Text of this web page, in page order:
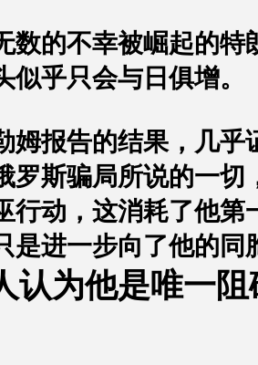
数的不幸被崛起的特
似乎只会与日俱增。
姆报告的结果，几乎
罗斯骗局所说的一切
行动，这消耗了他第
是进一步向了他的同
认为他是唯一